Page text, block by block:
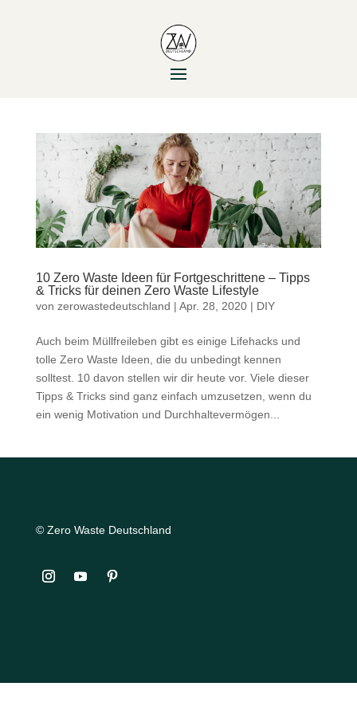
10 Zero Waste Ideen für Fortgeschrittene – Tipps
& Tricks für deinen Zero Waste Lifestyle
von zerowastedeutschland | Apr. 28, 2020| DIY
Auch beim Müllfreileben gibt es einige Lifehacks und
tolle Zero Waste Ideen, die du unbedingt kennen
solltest. 10 davon stellen wir dir heute vor. Viele dieser
Tipps & Tricks sind ganz einfach umzusetzen, wenn du
ein wenig Motivation und Durchhaltevermögen...
© Zero Waste Deutschland